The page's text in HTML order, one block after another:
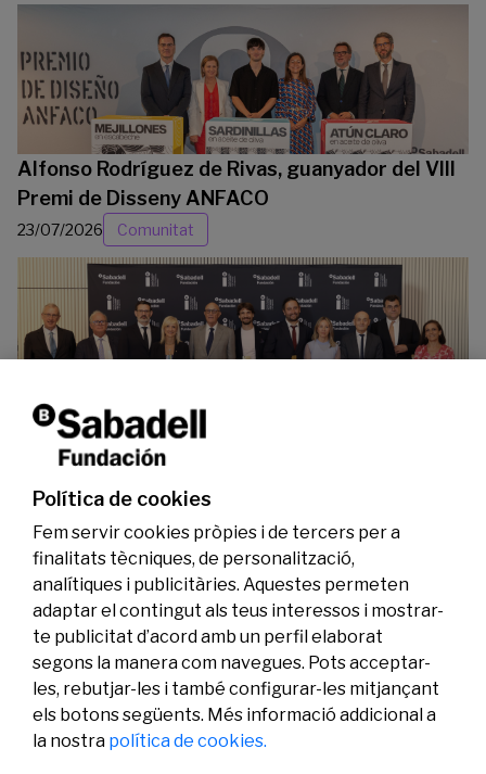
Alfonso Rodríguez de Rivas, guanyador del VIII
Premi de Disseny ANFACO
23/07/2026 Comunitat
La Fundació Banc Sabadell reconeix a dos
investigadors en els àmbits de l’edició del
genoma i l’energia neta
Legal
Avís legal
Activitat
Convocatòries
Social
Política de cookies
Fem servir cookies pròpies i de tercers per a
finalitats tècniques, de personalització,
analítiques i publicitàries. Aquestes permeten
adaptar el contingut als teus interessos i mostrar-
te publicitat d’acord amb un perfil elaborat
segons la manera com navegues. Pots acceptar-
les, rebutjar-les i també configurar-les mitjançant
els botons següents. Més informació addicional a
la nostra política de cookies.